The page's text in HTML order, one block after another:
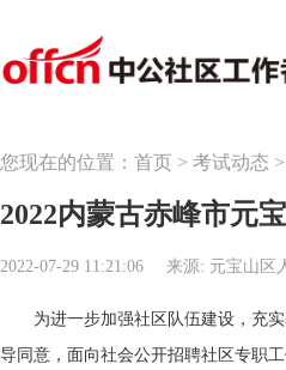
您现在的位置： 首页 > 考试动态 >
2022内蒙古赤峰市元
2022-07-29 11:21:06 来源: 元宝山区
为进一步加强社区队伍建设，充
导同意，面向社会公开招聘社区专职